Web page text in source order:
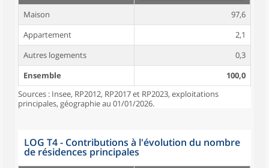
Maison
97,6
Appartement
2,1
Autres logements
0,3
Ensemble
100,0
Sources : Insee, RP2012, RP2017 et RP2023, exploitations
principales, géographie au 01/01/2026.
LOG T4 - Contributions à l'évolution du nombre
de résidences principales